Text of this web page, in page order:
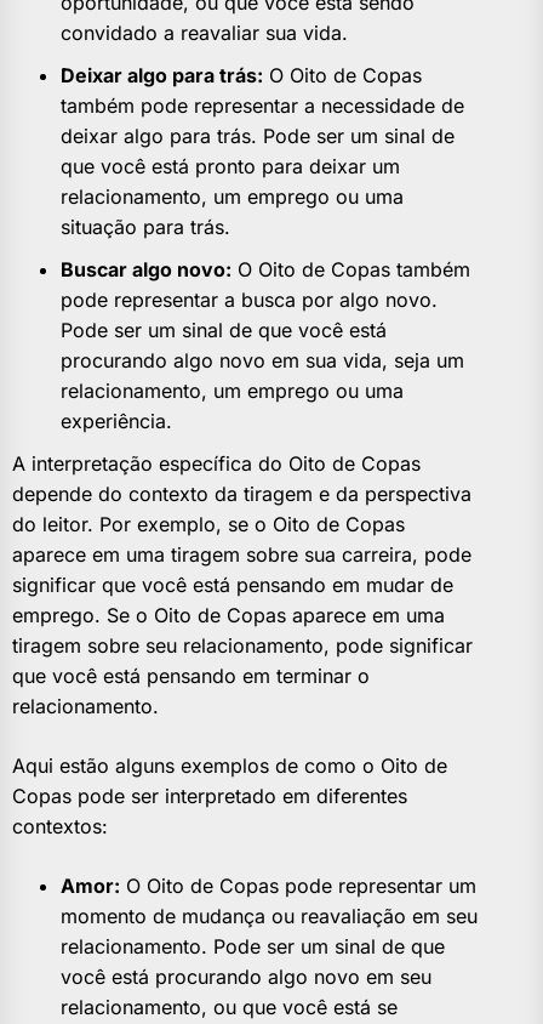
convidado a reavaliar sua vida.
Deixar algo para trás: O Oito de Copas
também pode representar a necessidade de
deixar algo para trás. Pode ser um sinal de
que você está pronto para deixar um
relacionamento, um emprego ou uma
situação para trás.
Buscar algo novo: O Oito de Copas também
pode representar a busca por algo novo.
Pode ser um sinal de que você está
procurando algo novo em sua vida, seja um
relacionamento, um emprego ou uma
experiência.
A interpretação específica do Oito de Copas
depende do contexto da tiragem e da perspectiva
do leitor. Por exemplo, se o Oito de Copas
aparece em uma tiragem sobre sua carreira, pode
significar que você está pensando em mudar de
emprego. Se o Oito de Copas aparece em uma
tiragem sobre seu relacionamento, pode significar
que você está pensando em terminar o
relacionamento.
Aqui estão alguns exemplos de como o Oito de
Copas pode ser interpretado em diferentes
contextos:
Amor: O Oito de Copas pode representar um
momento de mudança ou reavaliação em seu
relacionamento. Pode ser um sinal de que
você está procurando algo novo em seu
relacionamento, ou que você está se